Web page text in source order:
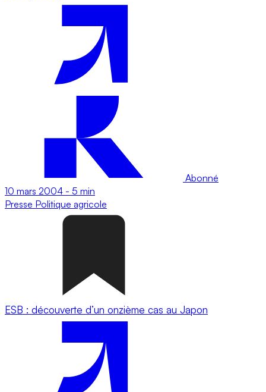
Abonné
10 mars 2004 - 5 min
Presse Politique agricole
ESB : découverte d’un onzième cas au Japon